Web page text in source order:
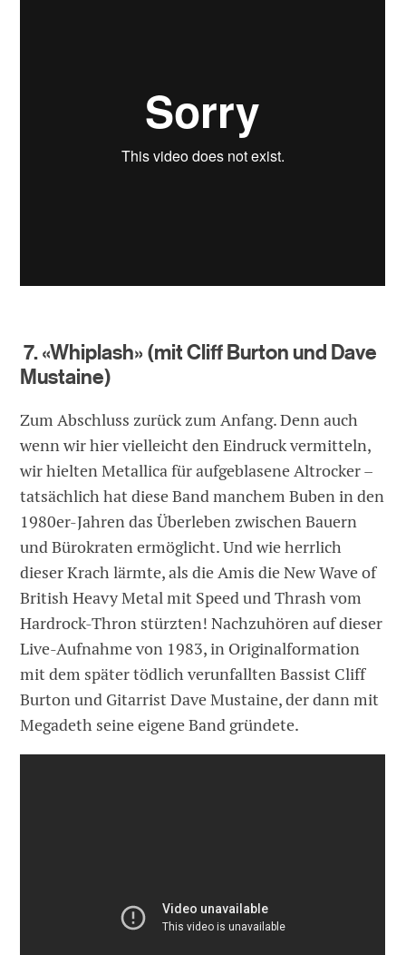
7. «Whiplash» (mit Cliff Burton und Dave
Mustaine)
Zum Abschluss zurück zum Anfang. Denn auch
wenn wir hier vielleicht den Eindruck vermitteln,
wir hielten Metallica für aufgeblasene Altrocker –
tatsächlich hat diese Band manchem Buben in den
1980er-Jahren das Überleben zwischen Bauern
und Bürokraten ermöglicht. Und wie herrlich
dieser Krach lärmte, als die Amis die New Wave of
British Heavy Metal mit Speed und Thrash vom
Hardrock-Thron stürzten! Nachzuhören auf dieser
Live-Aufnahme von 1983, in Originalformation
mit dem später tödlich verunfallten Bassist Cliff
Burton und Gitarrist Dave Mustaine, der dann mit
Megadeth seine eigene Band gründete.